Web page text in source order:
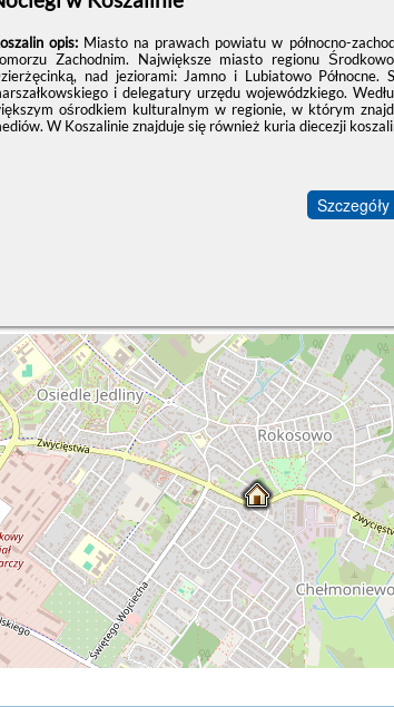
opis: Miasto na prawach powiatu w północno-
Zachodnim. Największe miasto regionu
nad jeziorami: Jamno i Lubiatowo Północne.
i delegatury urzędu wojewódzkiego.
ośrodkiem kulturalnym w regionie, w którym
W Koszalinie znajduje się również kuria diecezji